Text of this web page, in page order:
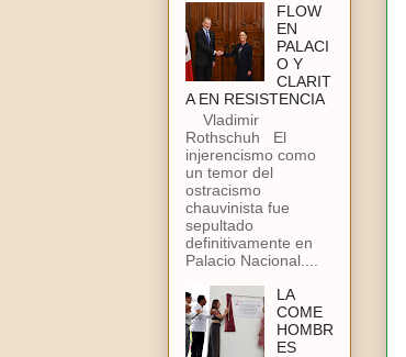
FLOW
EN
PALACI
O Y
CLARIT
A EN RESISTENCIA
Vladimir
Rothschuh El
injerencismo como
un temor del
ostracismo
chauvinista fue
sepultado
definitivamente en
Palacio Nacional....
LA
COME
HOMBR
ES